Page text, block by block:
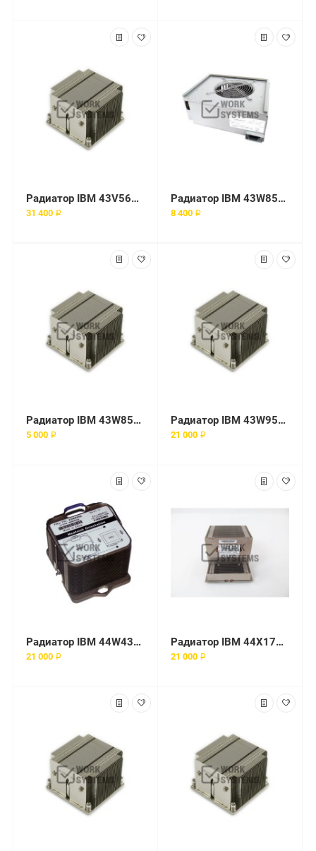
Радиатор IBM 43V5683 1567
31 400 ₽
Радиатор IBM 43W8511 771
8 400 ₽
Радиатор IBM 43W8575 771
5 000 ₽
Радиатор IBM 43W9559 604
21 000 ₽
Радиатор IBM 44W4308 604
21 000 ₽
Радиатор IBM 44X1745 1366
21 000 ₽